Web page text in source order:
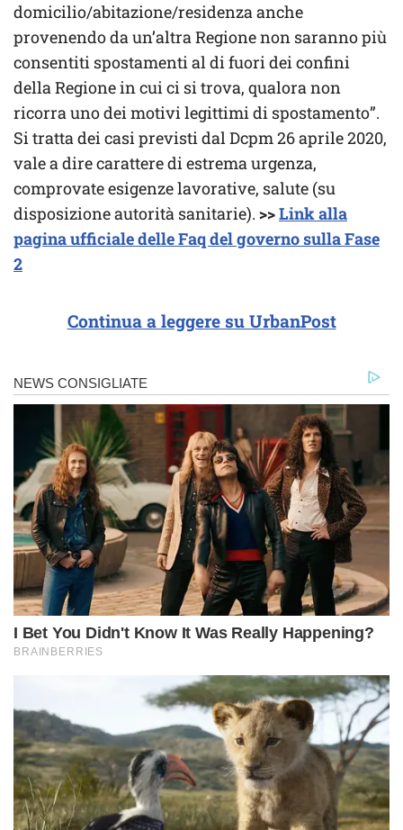
domicilio/abitazione/residenza anche
provenendo da un’altra Regione non saranno più
consentiti spostamenti al di fuori dei confini
della Regione in cui ci si trova, qualora non
ricorra uno dei motivi legittimi di spostamento”.
Si tratta dei casi previsti dal Dcpm 26 aprile 2020,
vale a dire carattere di estrema urgenza,
comprovate esigenze lavorative, salute (su
disposizione autorità sanitarie). >>Link alla
pagina ufficiale delle Faq del governo sulla Fase
2
Continua a leggere su UrbanPost